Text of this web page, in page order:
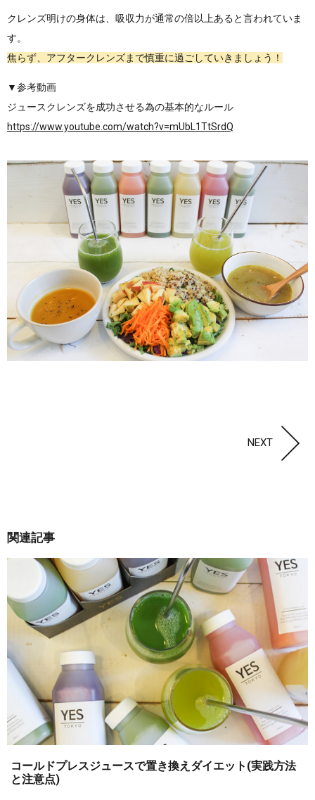
クレンズ明けの身体は、吸収力が通常の倍以上あると言われていま
す。
焦らず、アフタークレンズまで慎重に過ごしていきましょう！
▼参考動画
ジュースクレンズを成功させる為の基本的なルール
https://www.youtube.com/watch?v=mUbL1TtSrdQ
NEXT
関連記事
コールドプレスジュースで置き換えダイエット(実践方法
と注意点)